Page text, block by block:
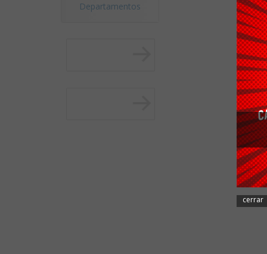
Departamentos
cerrar